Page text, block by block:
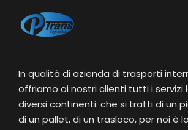
In qualità di azienda di trasporti
offriamo ai nostri clienti tutti i servizi
diversi continenti: che si tratti di un
di un pallet, di un trasloco, per noi è